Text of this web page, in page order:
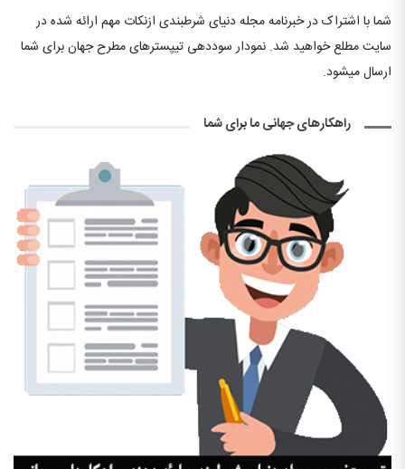
شما با اشتراک در خبرنامه مجله دنیای شرطبندی ازنکات مهم ارائه شده در
سایت مطلع خواهید شد. نمودار سوددهی تیپسترهای مطرح جهان برای شما
ارسال میشود.
راهکارهای جهانی ما برای شما